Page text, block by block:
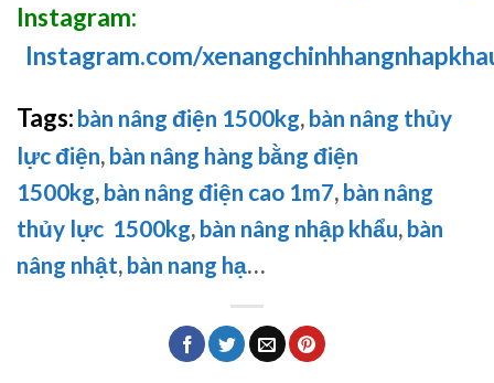
Instagram:
Instagram.com/
Tags: bàn nâng điện 1500kg, bàn nâng thủy
lực điện, bàn nâng hàng bằng điện
1500kg, bàn nâng điện cao 1m7, bàn nâng
thủy lực 1500kg, bàn nâng nhập khẩu, bàn
nâng nhật, bàn nang hạ…